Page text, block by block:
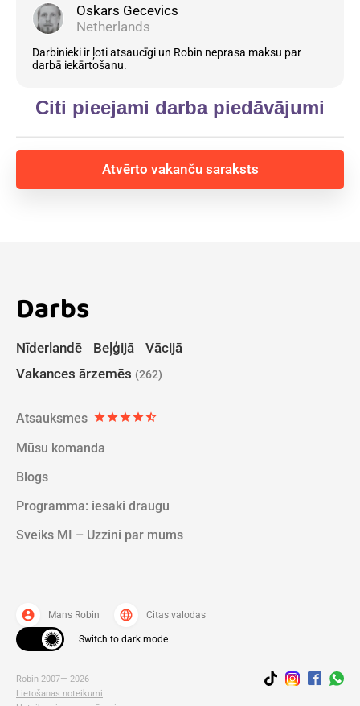
Oskars Gecevics
Netherlands
Darbinieki ir ļoti atsaucīgi un Robin neprasa maksu par
darbā iekārtošanu.
Citi pieejami darba piedāvājumi
Atvērto vakanču saraksts
Darbs
Nīderlandē Beļģijā
Vācijā
Vakances ārzemēs (262)
Atsauksmes starstarstarstarstar_half
Mūsu komanda
Blogs
Programma: iesaki draugu
Sveiks MI – Uzzini par mums
account_circle Mans Robin language Citas valodas
Switch to dark mode
Robin 2007— 2026
Lietošanas noteikumi